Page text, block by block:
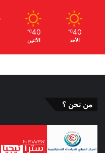
40
℃
الأحد
40
℃
الأثنين
من نحن ؟